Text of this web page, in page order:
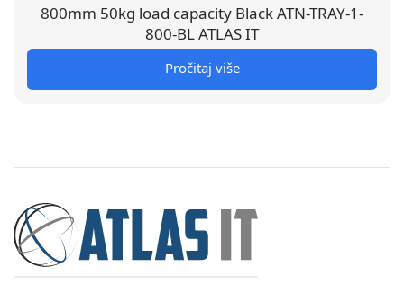
800mm 50kg load capacity Black ATN-TRAY-1-
800-BL ATLAS IT
Pročitaj više